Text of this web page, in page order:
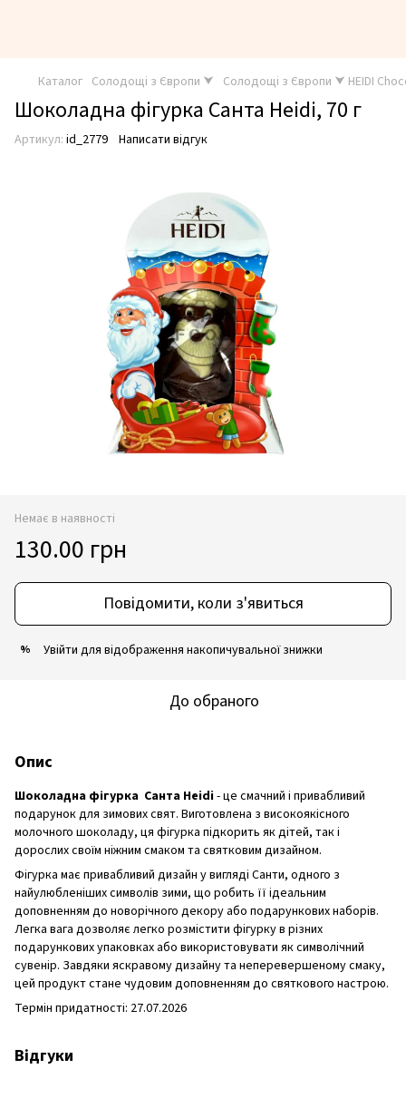
Каталог Солодощі з Європи ⮟ Солодощі з Європи ⮟ HEIDI
Шоколадна фігурка Санта Heidi, 70 г
Артикул: id_2779 Написати відгук
Немає в наявності
130.00 грн
Повідомити, коли з'явиться
% Увійти для відображення накопичувальної знижки
До обраного
Опис
Шоколадна фігурка Санта Heidi- це смачний і привабливий
подарунок для зимових свят. Виготовлена з високоякісного
молочного шоколаду, ця фігурка підкорить як дітей, так і
дорослих своїм ніжним смаком та святковим дизайном.
Фігурка має привабливий дизайн у вигляді Cанти, одного з
найулюбленіших символів зими, що робить її ідеальним
доповненням до новорічного декору або подарункових наборів.
Легка вага дозволяє легко розмістити фігурку в різних
подарункових упаковках або використовувати як символічний
сувенір. Завдяки яскравому дизайну та неперевершеному смаку,
цей продукт стане чудовим доповненням до святкового настрою.
Термін придатності: 27.07.2026
Відгуки